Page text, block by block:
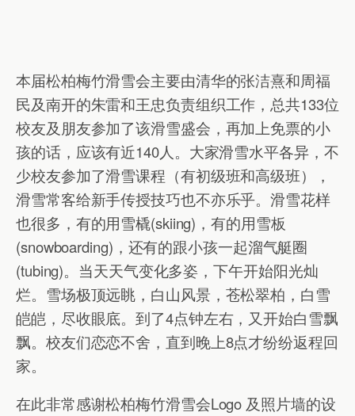
本届松柏梅竹滑雪会主要由清华的张洁熹和周福
民及南开的朱雷和王忠负责组织工作，总共133位
校友及朋友参加了该滑雪盛会，再加上免票的小
孩的话，应该有近140人。大家滑雪水平各异，不
少校友参加了滑雪课程（有初级班和高级班），
滑雪常客给新手传授技巧也不亦乐乎。滑雪花样
也很多，有的用雪橇(skiing)，有的用雪板
(snowboarding)，还有的跟小孩一起溜气艇圈
(tubing)。当天天气变化多姿，下午开始阳光灿
烂。雪场极顶远眺，白山风景，苍松翠柏， 白雪
皑皑，尽收眼底。到了4点钟左右，又开始白雪飘
飘。校友们恋恋不舍，直到晚上8点才纷纷返程回
家。
在此非常感谢松柏梅竹滑雪会Logo 及照片墙的设